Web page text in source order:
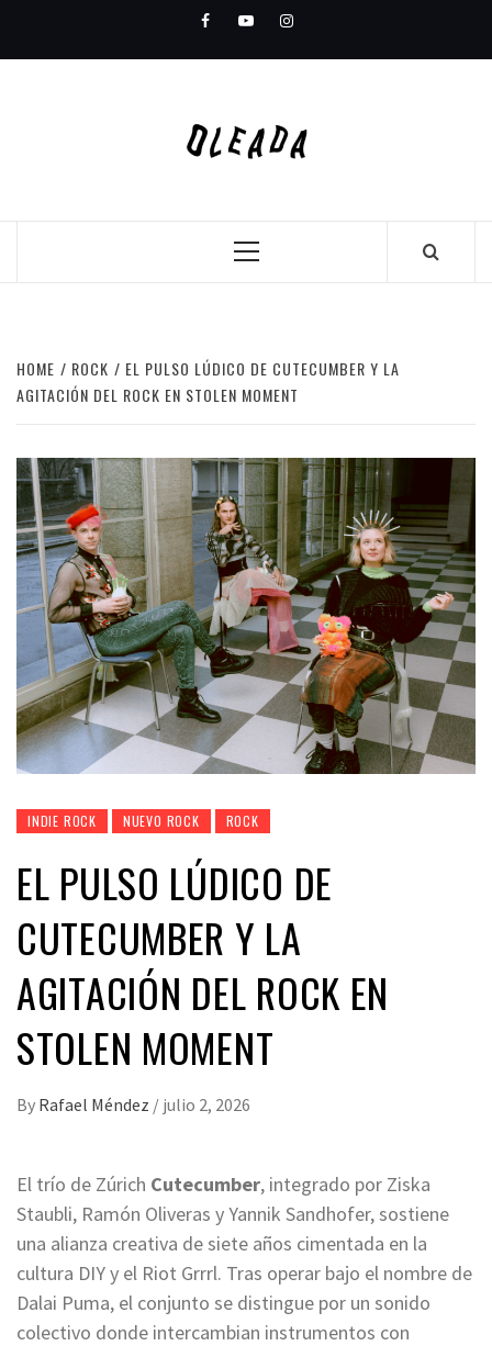
content
FacebookYoutubeInstagram
Primary
HOME ROCK
EL PULSO LÚDICO DE CUTECUMBER Y LA
AGITACIÓN DEL ROCK EN STOLEN MOMENT
INDIE ROCK NUEVO ROCK ROCK
EL PULSO LÚDICO DE
CUTECUMBER Y LA
AGITACIÓN DEL ROCK EN
STOLEN MOMENT
By Rafael Méndez / julio 2, 2026
El trío de Zúrich Cutecumber, integrado por Ziska
Staubli, Ramón Oliveras y Yannik Sandhofer, sostiene
una alianza creativa de siete años cimentada en la
cultura DIY y el Riot Grrrl. Tras operar bajo el nombre de
Dalai Puma, el conjunto se distingue por un sonido
colectivo donde intercambian instrumentos con